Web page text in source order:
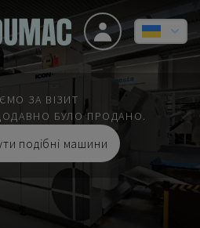
ЗА ВІЗИТ
БУЛО ПРОДАНО.
подібні машини